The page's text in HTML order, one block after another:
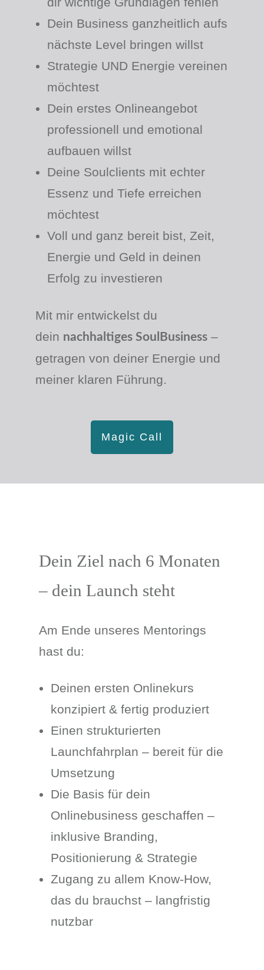
Dein Business ganzheitlich aufs
nächste Level bringen willst
Strategie UND Energie vereinen
möchtest
Dein erstes Onlineangebot
professionell und emotional
aufbauen willst
Deine Soulclients mit echter
Essenz und Tiefe erreichen
möchtest
Voll und ganz bereit bist, Zeit,
Energie und Geld in deinen
Erfolg zu investieren
Mit mir entwickelst du
dein nachhaltiges SoulBusiness –
getragen von deiner Energie und
meiner klaren Führung.
Magic Call
Dein Ziel nach 6 Monaten
– dein Launch steht
Am Ende unseres Mentorings
hast du:
Deinen ersten Onlinekurs
konzipiert & fertig produziert
Einen strukturierten
Launchfahrplan – bereit für die
Umsetzung
Die Basis für dein
Onlinebusiness geschaffen –
inklusive Branding,
Positionierung & Strategie
Zugang zu allem Know-How,
das du brauchst – langfristig
nutzbar